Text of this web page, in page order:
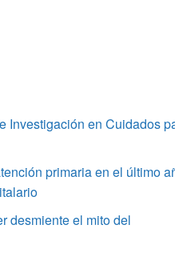
Investigación en Cuidados
primaria en el último
desmiente el mito del